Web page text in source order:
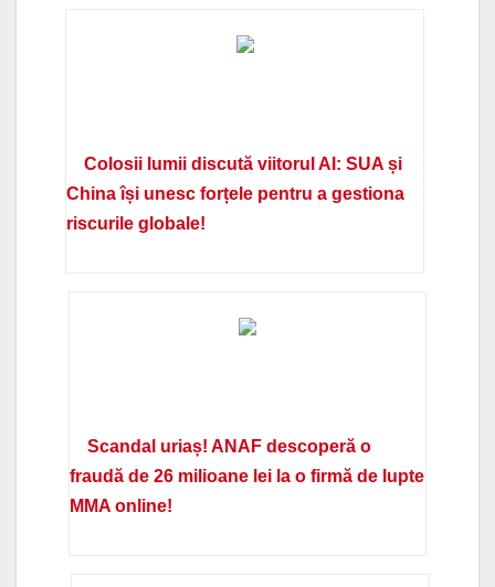
Colosii lumii discută viitorul AI: SUA și
China își unesc forțele pentru a gestiona
riscurile globale!
Scandal uriaș! ANAF descoperă o
fraudă de 26 milioane lei la o firmă de lupte
MMA online!